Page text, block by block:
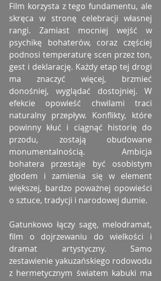
Film korzysta z tego fundamentu, ale
skręca w stronę celebracji własnej
rangi. Zamiast mocniej wejść w
psychikę bohaterów, coraz częściej
podnosi temperaturę scen przez ton,
gest i deklarację. Każdy etap tej drogi
ma znaczyć więcej, brzmieć
donośniej, wyglądać dostojniej. W
efekcie opowieść chwilami traci
naturalny przepływ. Konflikty, które
powinny kłuć i ciągnąć historię do
przodu, zostają obudowane
monumentalnością. Ambicja
bohatera przestaje być osobistym
głodem i zamienia się w element
większej, bardzo poważnej opowieści
o sztuce, tradycji i narodowej dumie.
Gatunkowo łączy sagę, melodramat,
film o dojrzewaniu do wielkości i
dramat artystyczny. Samo
zestawienie yakuzańskiego rodowodu
z hermetycznym światem kabuki ma